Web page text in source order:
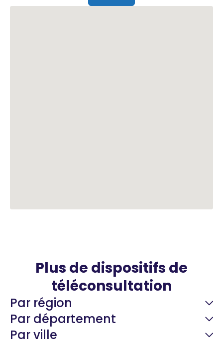
Plus de dispositifs de
téléconsultation
Par région
Par département
Par ville